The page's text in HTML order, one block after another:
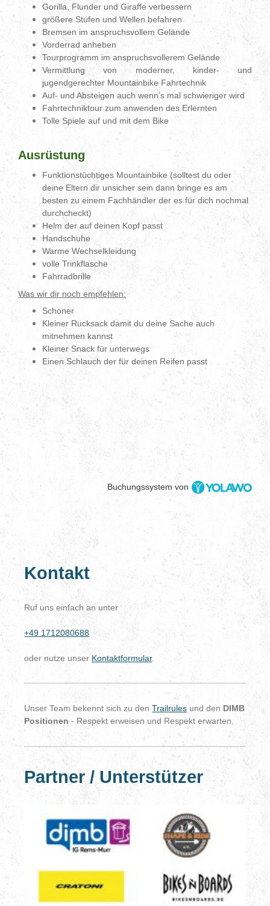
Gorilla, Flunder und Giraffe verbessern
größere Stufen und Wellen befahren
Bremsen im anspruchsvollem Gelände
Vorderrad anheben
Tourprogramm im anspruchsvollerem Gelände
Vermittlung von moderner, kinder- und
jugendgerechter Mountainbike Fahrtechnik
Auf- und Absteigen auch wenn’s mal schwieriger wird
Fahrtechniktour zum anwenden des Erlernten
Tolle Spiele auf und mit dem Bike
Ausrüstung
Funktionstüchtiges Mountainbike (solltest du oder
deine Eltern dir unsicher sein dann bringe es am
besten zu einem Fachhändler der es für dich nochmal
durchcheckt)
Helm der auf deinen Kopf passt
Handschuhe
Warme Wechselkleidung
volle Trinkflasche
Fahrradbrille
Was wir dir noch empfehlen:
Schoner
Kleiner Rucksack damit du deine Sache auch
mitnehmen kannst
Kleiner Snack für unterwegs
Einen Schlauch der für deinen Reifen passt
Buchungssystem von
Kontakt
Ruf uns einfach an unter
+49 1712080688
oder nutze unser Kontaktformular.
Unser Team bekennt sich zu denTrailrules undden DIMB
Positionen - Respekt erweisen und Respekt erwarten.
Partner / Unterstützer